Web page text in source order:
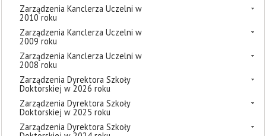
Zarządzenia Kanclerza Uczelni w
2010 roku
Zarządzenia Kanclerza Uczelni w
2009 roku
Zarządzenia Kanclerza Uczelni w
2008 roku
Zarządzenia Dyrektora Szkoły
Doktorskiej w 2026 roku
Zarządzenia Dyrektora Szkoły
Doktorskiej w 2025 roku
Zarządzenia Dyrektora Szkoły